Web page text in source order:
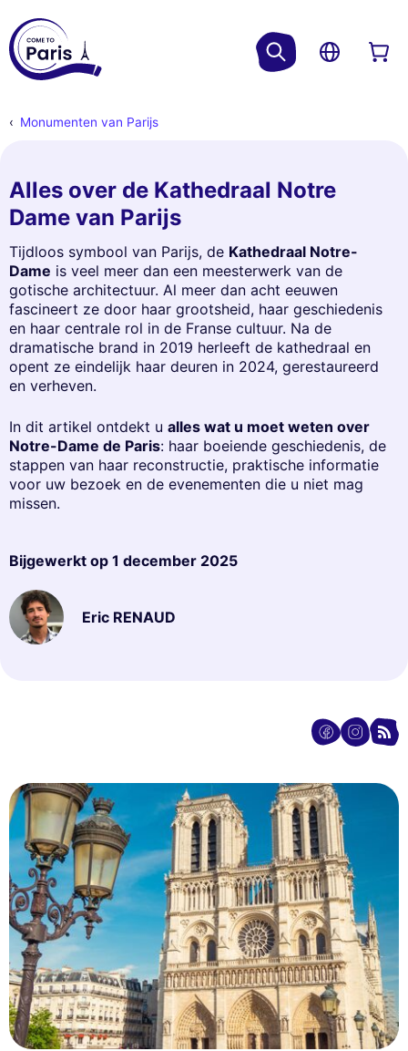
Monumenten van Parijs
Alles over de Kathedraal Notre
Dame van Parijs
Tijdloos symbool van Parijs, de Kathedraal Notre-
Dame is veel meer dan een meesterwerk van de
gotische architectuur. Al meer dan acht eeuwen
fascineert ze door haar grootsheid, haar geschiedenis
en haar centrale rol in de Franse cultuur. Na de
dramatische brand in 2019 herleeft de kathedraal en
opent ze eindelijk haar deuren in 2024, gerestaureerd
en verheven.
In dit artikel ontdekt u alles wat u moet weten over
Notre-Dame de Paris: haar boeiende geschiedenis, de
stappen van haar reconstructie, praktische informatie
voor uw bezoek en de evenementen die u niet mag
missen.
Bijgewerkt op 1 december 2025
Eric RENAUD